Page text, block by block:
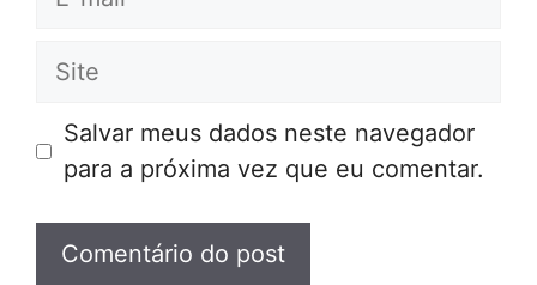
Site
Salvar meus dados neste navegador
para a próxima vez que eu comentar.